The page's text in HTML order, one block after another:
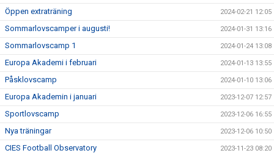
Öppen extraträning 2024-02-21 12:05
Sommarlovscamper i augusti! 2024-01-31 13:16
Sommarlovscamp 1 2024-01-24 13:08
Europa Akademi i februari 2024-01-13 13:55
Påsklovscamp 2024-01-10 13:06
Europa Akademin i januari 2023-12-07 12:57
Sportlovscamp 2023-12-06 16:55
Nya träningar 2023-12-06 10:50
CIES Football Observatory 2023-11-23 08:20